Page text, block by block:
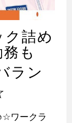
ク詰め
も
ラン
☆ワークラ